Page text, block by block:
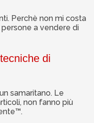
Perchè non mi costa
a vendere di
di
samaritano. Le
non fanno più